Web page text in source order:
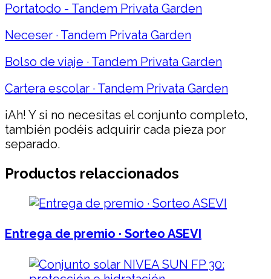
Portatodo - Tandem Privata Garden
Neceser · Tandem Privata Garden
Bolso de viaje · Tandem Privata Garden
Cartera escolar · Tandem Privata Garden
¡Ah! Y si no necesitas el conjunto completo,
también podéis adquirir cada pieza por
separado.
Productos relaccionados
Entrega de premio · Sorteo ASEVI